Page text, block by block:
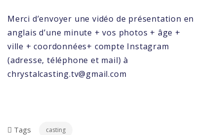
Merci d’envoyer une vidéo de présentation en
anglais d’une minute + vos photos + âge +
ville + coordonnées+ compte Instagram
(adresse, téléphone et mail) à
chrystalcasting.tv@gmail.com
Tags casting